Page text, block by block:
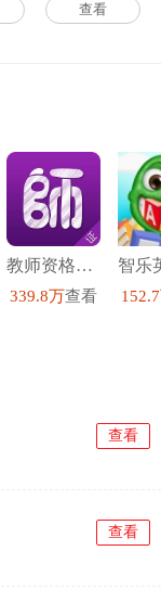
查看
教师资格证手机最新版
339.8万查看
查看
查看